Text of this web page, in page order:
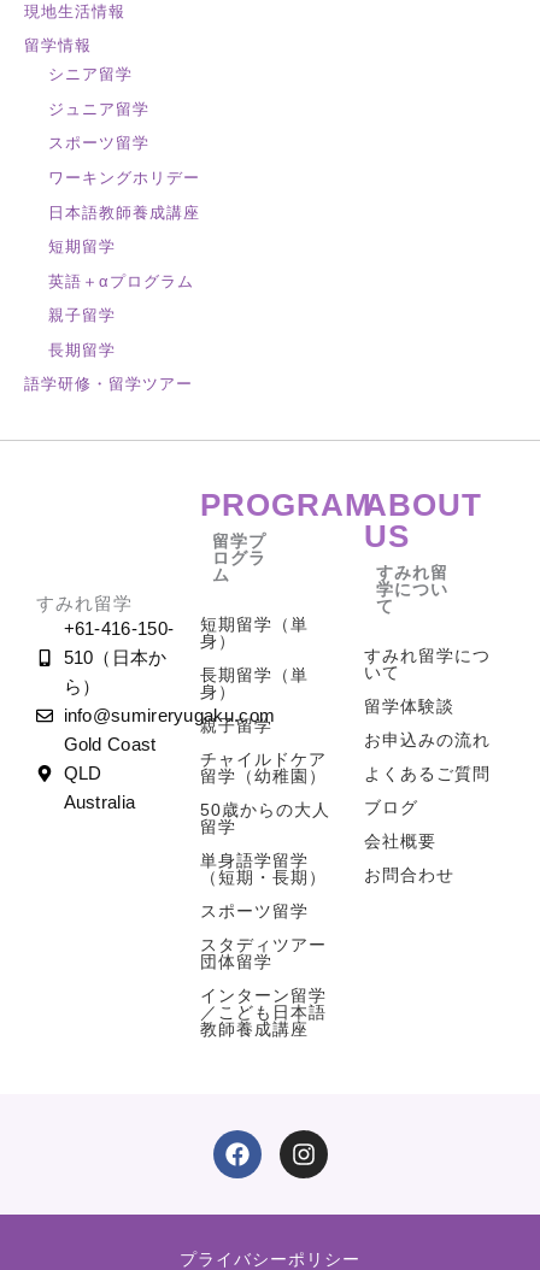
現地生活情報
留学情報
シニア留学
ジュニア留学
スポーツ留学
ワーキングホリデー
日本語教師養成講座
短期留学
英語＋αプログラム
親子留学
長期留学
語学研修・留学ツアー
すみれ留学
+61-416-150-
510（日本か
ら）
info@sumireryugaku.com
Gold Coast
QLD
Australia
PROGRAM
留学プ
ログラ
ム
短期留学（単
身）
長期留学（単
身）
親子留学
チャイルドケア
留学（幼稚園）
50歳からの大人
留学
単身語学留学
（短期・長期）
スポーツ留学
スタディツアー
団体留学
インターン留学
／こども日本語
教師養成講座
ABOUT
US
すみれ留
学につい
て
すみれ留学につ
いて
留学体験談
お申込みの流れ
よくあるご質問
ブログ
会社概要
お問合わせ
F
a
e
o
I
n
t
g
プライバシーポリシー